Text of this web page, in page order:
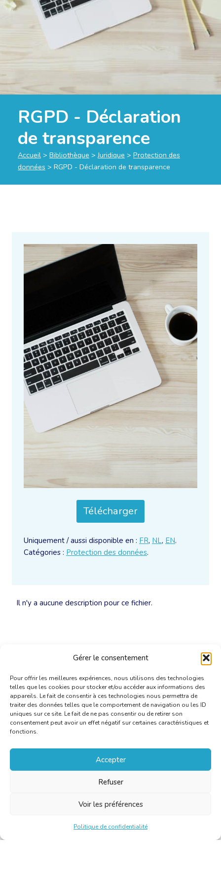
Gérer le consentement
Pour offrir les meilleures expériences, nous utilisons des technologies
telles que les cookies pour stocker et/ou accéder aux informations des
appareils. Le fait de consentir à ces technologies nous permettra de
traiter des données telles que le comportement de navigation ou les ID
uniques sur ce site. Le fait de ne pas consentir ou de retirer son
consentement peut avoir un effet négatif sur certaines caractéristiques et
fonctions.
Accepter
Refuser
Voir les préférences
Politique de confidentialité
RGPD - Déclaration
de transparence
Accueil > Bibliothèque >Juridique > Protection des
données > RGPD - Déclaration de transparence
Il n'y a aucune description pour ce fichier.
Télécharger
Uniquement / aussi disponible en : FR, NL, EN.
Catégories : Protection des données.